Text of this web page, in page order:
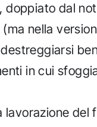
doppiato dal
nella
in cui
del